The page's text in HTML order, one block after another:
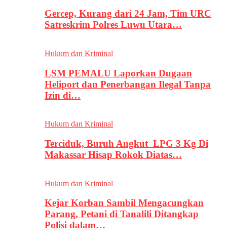
Gercep, Kurang dari 24 Jam, Tim URC
Satreskrim Polres Luwu Utara…
Hukum dan Kriminal
LSM PEMALU Laporkan Dugaan
Heliport dan Penerbangan Ilegal Tanpa
Izin di…
Hukum dan Kriminal
Terciduk, Buruh Angkut LPG 3 Kg Di
Makassar Hisap Rokok Diatas…
Hukum dan Kriminal
Kejar Korban Sambil Mengacungkan
Parang, Petani di Tanalili Ditangkap
Polisi dalam…